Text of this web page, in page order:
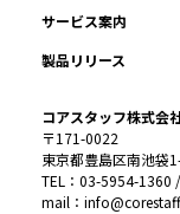
サービス案内
製品リリース
コアスタッフ株式会
〒171-0022
東京都豊島区南池袋
TEL：03-5954-1360
mail：